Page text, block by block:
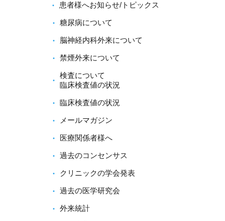
患者様へお知らせ/トピックス
糖尿病について
脳神経内科外来について
禁煙外来について
検査について
臨床検査値の状況
臨床検査値の状況
メールマガジン
医療関係者様へ
過去のコンセンサス
クリニックの学会発表
過去の医学研究会
外来統計